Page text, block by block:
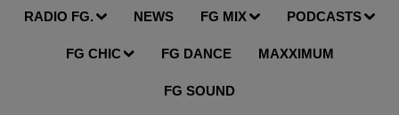
RADIO FG. NEWS FG MIX PODCASTS
FG CHIC FG DANCE MAXXIMUM
FG SOUND